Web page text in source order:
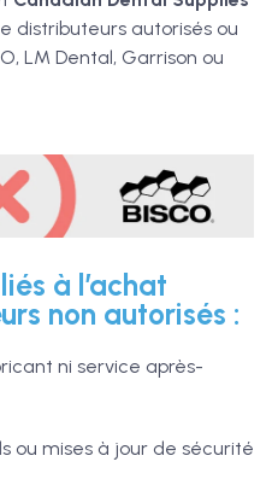
distributeurs autorisés ou
LM Dental, Garrison ou
à l’achat
non autorisés :
ni service après-
ou mises à jour de sécurité